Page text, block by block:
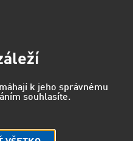
k jeho správnému
souhlasíte.